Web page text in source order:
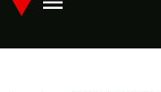
Skip
main